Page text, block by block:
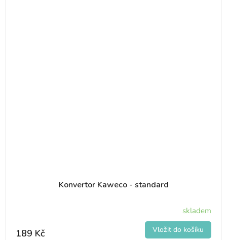
Konvertor Kaweco - standard
skladem
189 Kč